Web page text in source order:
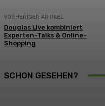
VORHERIGER ARTIKEL
Douglas Live kombiniert
Experten-Talks & Online-
Shopping
SCHON GESEHEN?